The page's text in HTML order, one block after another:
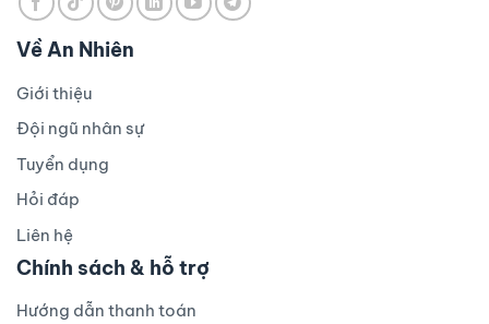
Về An Nhiên
Giới thiệu
Đội ngũ nhân sự
Tuyển dụng
Hỏi đáp
Liên hệ
Chính sách & hỗ trợ
Hướng dẫn thanh toán